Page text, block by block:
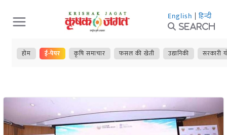
Skip
to
content
English | हिन्दी
Search
होम ई-पेपर कृषि समाचार फसल की खेती उद्यानिकी सरकारी